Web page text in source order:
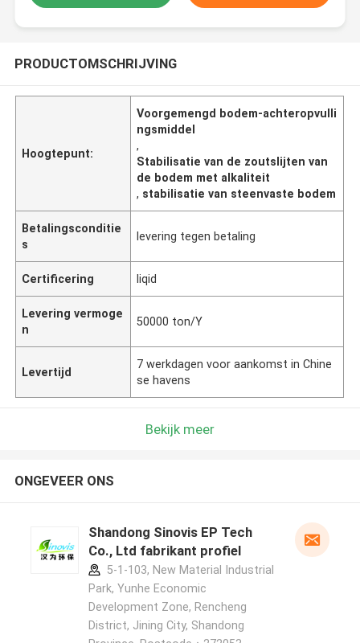
PRODUCTOMSCHRIJVING
Hoogtepunt:
Voorgemengd bodem-achteropvulli
ngsmiddel
,
Stabilisatie van de zoutslijten van
de bodem met alkaliteit
, stabilisatie van steenvaste bodem
Betalingsconditie
s
levering tegen betaling
Certificering liqid
Levering vermoge
n
50000 ton/Y
Levertijd
7 werkdagen voor aankomst in Chine
se havens
Bekijk meer
ONGEVEER ONS
Shandong Sinovis EP Tech
Co., Ltd fabrikant profiel
5-1-103, New Material Industrial
Park, Yunhe Economic
Development Zone, Rencheng
District, Jining City, Shandong